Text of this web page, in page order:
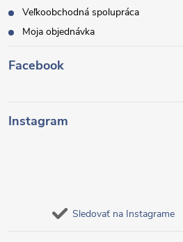
Veľkoobchodná spolupráca
Moja objednávka
Facebook
Instagram
Sledovať na Instagrame